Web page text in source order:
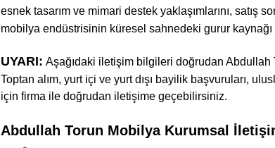
esnek tasarım ve mimari destek yaklaşımlarını,
mobilya endüstrisinin küresel sahnedeki gurur
UYARI: Aşağıdaki iletişim bilgileri doğrudan
Toptan alım, yurt içi ve yurt dışı bayilik başvuruları,
için firma ile doğrudan iletişime geçebilirsiniz.
Abdullah Torun Mobilya Kurumsal